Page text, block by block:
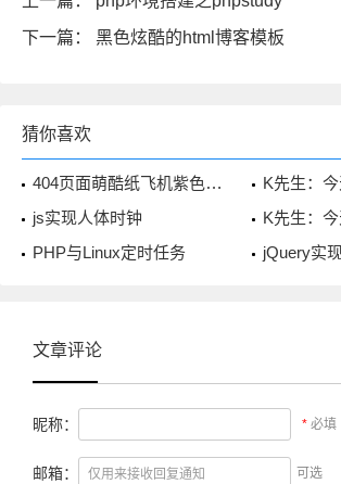
下一篇： 黑色炫酷的html博客模板
猜你喜欢
404页面萌酷纸飞机紫色星空背景
K先生：今天不
js实现人体时钟
K先生：今天
PHP与Linux定时任务
jQuery实现
文章评论
昵称： * 必填
邮箱： 可选